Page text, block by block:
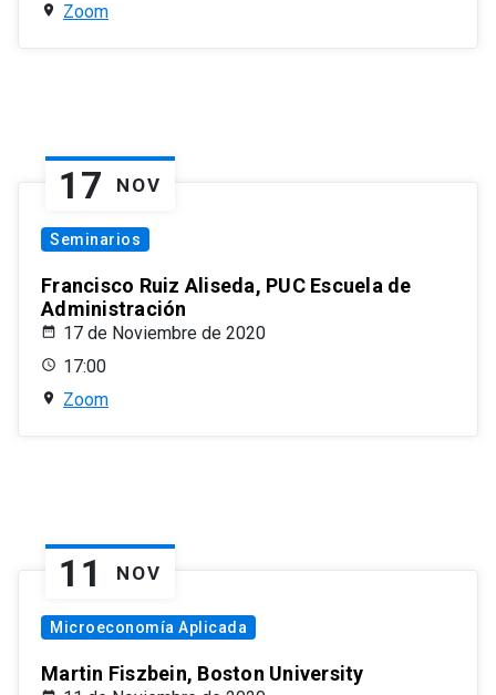
Zoom
17 NOV
Seminarios
Francisco Ruiz Aliseda, PUC Escuela de
Administración
17 de Noviembre de 2020
17:00
Zoom
11 NOV
Microeconomía Aplicada
Martin Fiszbein, Boston University